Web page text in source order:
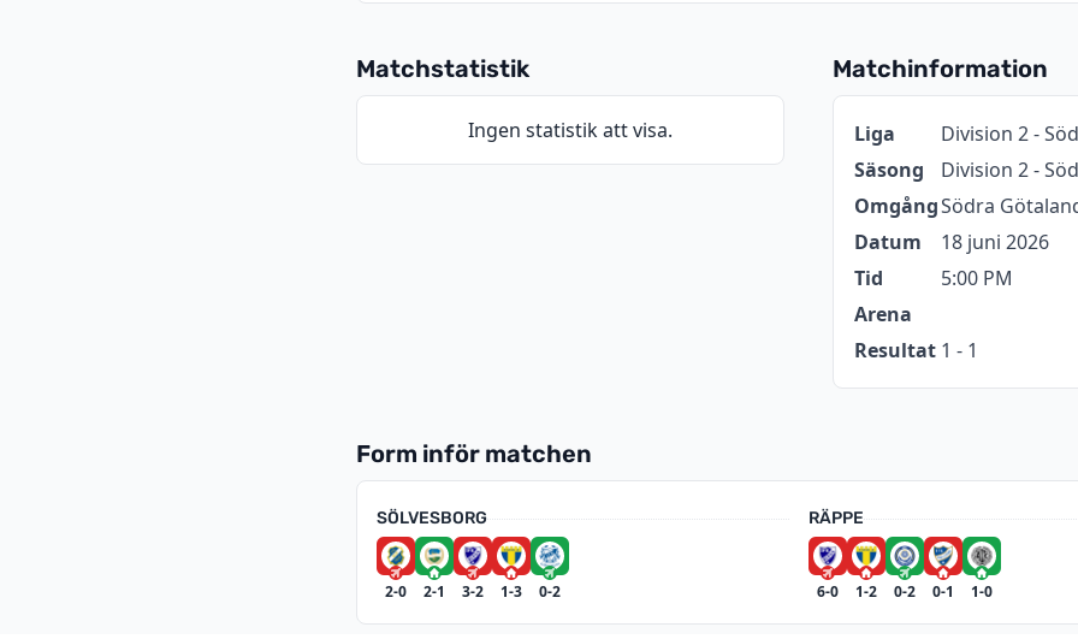
Matchstatistik
Ingen statistik att visa.
Matchinformation
InformationVärde
Liga
Division 2 -
Säsong
Division 2 -
OmgångSödra
Datum
18 juni 2026
Tid
5:00 PM
Arena
Resultat 1 - 1
Form inför matchen
SÖLVESBORG
2-0 2-1 3-2 1-3 0-2
RÄPPE
6-0 1-2 0-2 0-1 1-0